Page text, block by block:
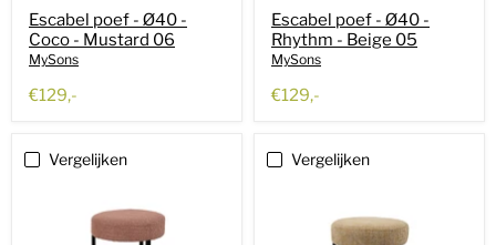
Escabel poef - Ø40 -
Coco - Mustard 06
MySons
€129,-
Escabel poef - Ø40 -
Rhythm - Beige 05
MySons
€129,-
Vergelijken Vergelijken